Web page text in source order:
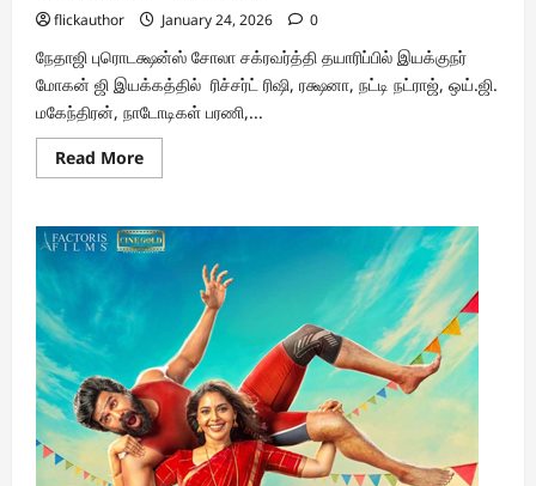
flickauthor January 24, 2026 0
நேதாஜி புரொடக்ஷன்ஸ் சோலா சக்ரவர்த்தி தயாரிப்பில் இயக்குநர்
மோகன் ஜி இயக்கத்தில் ரிச்சர்ட் ரிஷி, ரக்ஷனா, நட்டி நட்ராஜ், ஒய்.ஜி.
மகேந்திரன், நாடோடிகள் பரணி,...
Read MoreRead
more
2’
–
விமர்சனம்